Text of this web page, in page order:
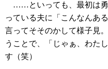
……といっても、最初は勇
っている夫に「こんなんあ
言ってそそのかして様子見
うことで、「じゃぁ、わた
す（笑）